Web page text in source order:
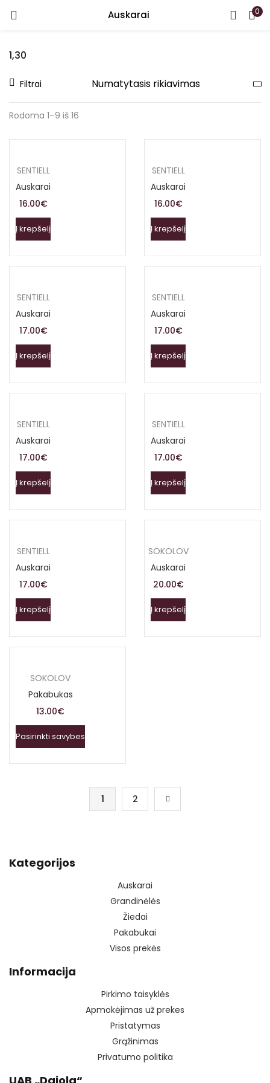
Auskarai 0
PRISIJUNGTI REGISTRUOTIS
Įveskite vartotojo vardą arba el. paštą ir slaptažodį.
Pamiršote slaptažodį?
1,30
Filtrai
Rodoma 1–9 iš 16
SENTIELL
Auskarai
16.00€
Į krepšelį
SENTIELL
Auskarai
16.00€
Į krepšelį
SENTIELL
Auskarai
17.00€
Į krepšelį
SENTIELL
Auskarai
17.00€
Į krepšelį
SENTIELL
Auskarai
17.00€
Į krepšelį
SENTIELL
Auskarai
17.00€
Į krepšelį
SENTIELL
Auskarai
17.00€
Į krepšelį
SOKOLOV
Auskarai
20.00€
Į krepšelį
SOKOLOV
Pakabukas
13.00€
Pasirinkti savybes
1 2
Kategorijos
Auskarai
Grandinėlės
Žiedai
Pakabukai
Visos prekės
Informacija
Pirkimo taisyklės
Apmokėjimas už prekes
Pristatymas
Grąžinimas
Privatumo politika
UAB „Dajola“